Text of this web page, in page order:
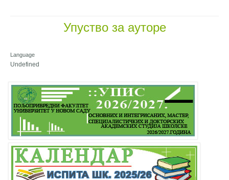
Упуство за ауторе
Language
Undefined